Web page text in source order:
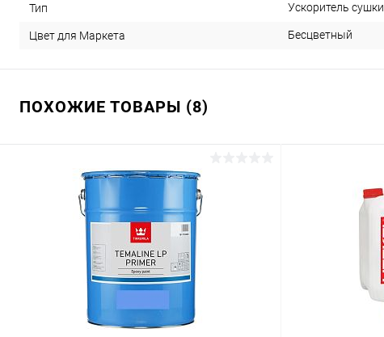
Тип Ускоритель сушки
Цвет для Маркета Бесцветный
ПОХОЖИЕ ТОВАРЫ (8)